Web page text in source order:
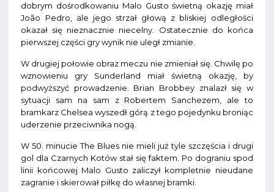
dobrym dośrodkowaniu Malo Gusto świetną okazję miał
João Pedro, ale jego strzał głową z bliskiej odległości
okazał się nieznacznie niecelny. Ostatecznie do końca
pierwszej części gry wynik nie uległ zmianie.
W drugiej połowie obraz meczu nie zmieniał się. Chwilę po
wznowieniu gry Sunderland miał świetną okazję, by
podwyższyć prowadzenie. Brian Brobbey znalazł się w
sytuacji sam na sam z Robertem Sanchezem, ale to
bramkarz Chelsea wyszedł górą z tego pojedynku broniąc
uderzenie przeciwnika nogą.
W 50. minucie The Blues nie mieli już tyle szczęścia i drugi
gol dla Czarnych Kotów stał się faktem. Po dograniu spod
linii końcowej Malo Gusto zaliczył kompletnie nieudane
zagranie i skierował piłkę do własnej bramki.